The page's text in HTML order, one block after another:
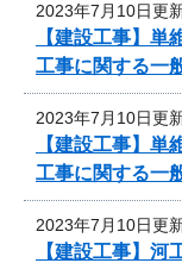
2023年7月10日更
【建設工事】
工事に関する一
2023年7月10日更
【建設工事】
工事に関する一
2023年7月10日更
【建設工事】